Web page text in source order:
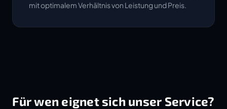
mit optimalem Verhältnis von Leistung und Preis.
Für wen eignet sich unser Service?